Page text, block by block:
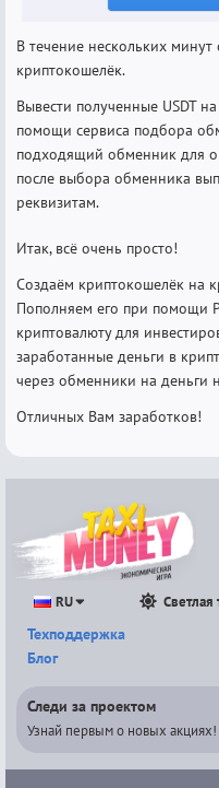
В течение нескольких
криптокошелёк.
Вывести полученные USDT
помощи сервиса подбора
подходящий обменник для
после выбора обменника
реквизитам.
Итак, всё очень просто!
Создаём криптокошелёк на
Пополняем его при помощи
криптовалюту для
заработанные деньги в
через обменники на деньги
Отличных Вам заработков!
RU Светлая
Техподдержка
Блог
Следи за проектом
Узнай первым о новых акциях!